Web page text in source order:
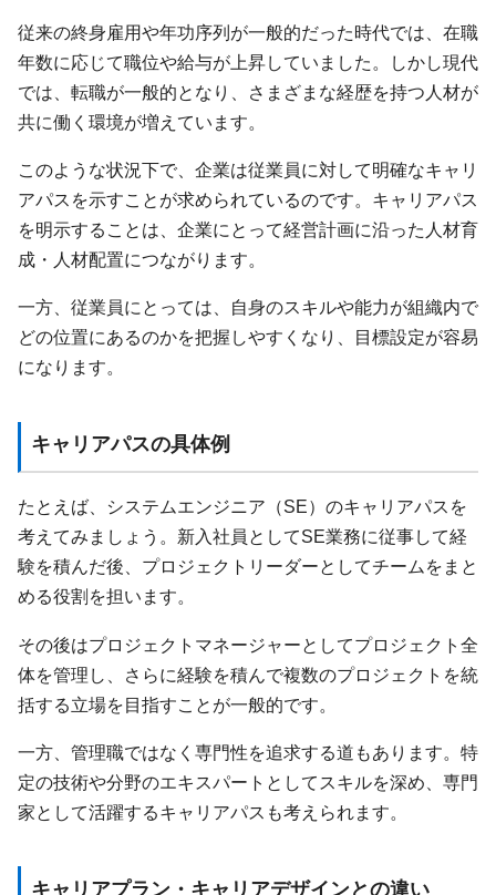
従来の終身雇用や年功序列が一般的だった時代では、在職
年数に応じて職位や給与が上昇していました。しかし現代
では、転職が一般的となり、さまざまな経歴を持つ人材が
共に働く環境が増えています。
このような状況下で、企業は従業員に対して明確なキャリ
アパスを示すことが求められているのです。キャリアパス
を明示することは、企業にとって経営計画に沿った人材育
成・人材配置につながります。
一方、従業員にとっては、自身のスキルや能力が組織内で
どの位置にあるのかを把握しやすくなり、目標設定が容易
になります。
キャリアパスの具体例
たとえば、システムエンジニア（SE）のキャリアパスを
考えてみましょう。新入社員としてSE業務に従事して経
験を積んだ後、プロジェクトリーダーとしてチームをまと
める役割を担います。
その後はプロジェクトマネージャーとしてプロジェクト全
体を管理し、さらに経験を積んで複数のプロジェクトを統
括する立場を目指すことが一般的です。
一方、管理職ではなく専門性を追求する道もあります。特
定の技術や分野のエキスパートとしてスキルを深め、専門
家として活躍するキャリアパスも考えられます。
キャリアプラン・キャリアデザインとの違い